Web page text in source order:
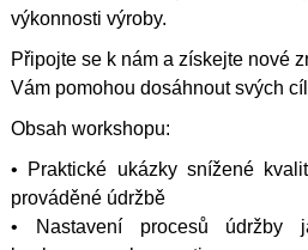
výkonnosti výroby.
Připojte se k nám a získejte nové
Vám pomohou dosáhnout svých
Obsah workshopu:
• Praktické ukázky snížené
prováděné údržbě
• Nastavení procesů údržby